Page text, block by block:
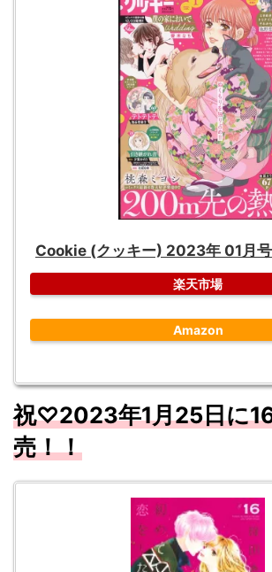
Cookie (クッキー) 2023年 01月
楽天市場
Amazon
祝♡2023年1月25日に
売！！